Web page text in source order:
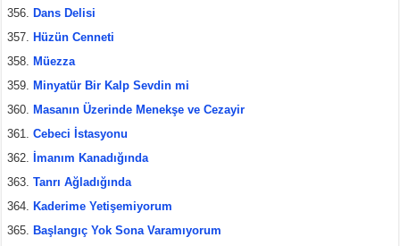
Dans Delisi
Hüzün Cenneti
Müezza
Minyatür Bir Kalp Sevdin mi
Masanın Üzerinde Menekşe ve Cezayir
Cebeci İstasyonu
İmanım Kanadığında
Tanrı Ağladığında
Kaderime Yetişemiyorum
Başlangıç Yok Sona Varamıyorum